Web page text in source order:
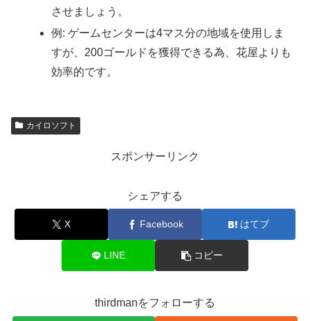
させましょう。
例: ゲームセンターは4マス分の地域を使用しま
すが、200ゴールドを獲得できる為、花屋よりも
効率的です。
カイロソフト
スポンサーリンク
シェアする
X Facebook はてブ
LINE コピー
thirdmanをフォローする